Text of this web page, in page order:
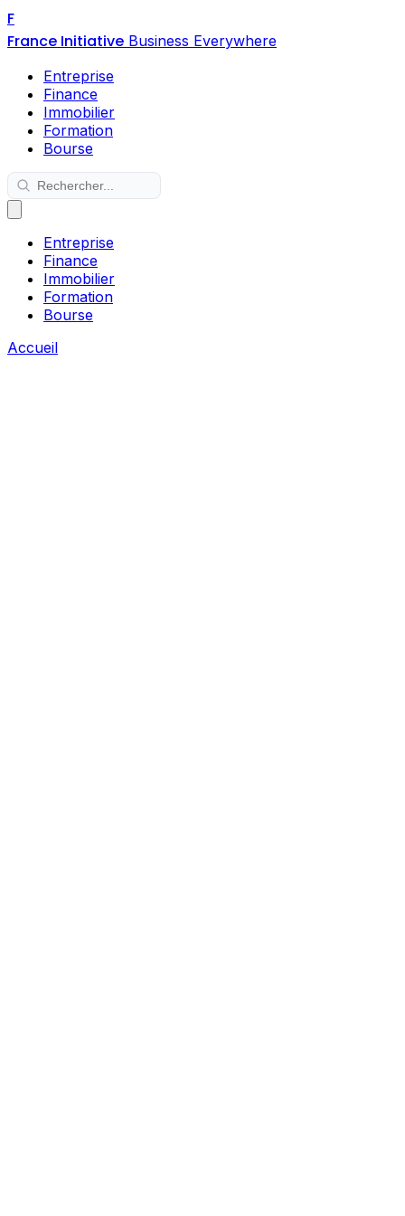
F
France Initiative Business Everywhere
Entreprise
Finance
Immobilier
Formation
Bourse
Entreprise
Finance
Immobilier
Formation
Bourse
Accueil